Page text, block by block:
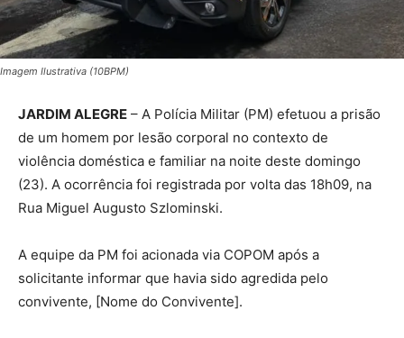
Imagem Ilustrativa (10BPM)
JARDIM ALEGRE – A Polícia Militar (PM) efetuou a prisão
de um homem por lesão corporal no contexto de
violência doméstica e familiar na noite deste domingo
(23). A ocorrência foi registrada por volta das 18h09, na
Rua Miguel Augusto Szlominski.
A equipe da PM foi acionada via COPOM após a
solicitante informar que havia sido agredida pelo
convivente, [Nome do Convivente].